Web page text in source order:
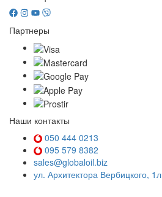
Партнеры
Наши контакты
050 444 0213
095 579 8382
sales@globaloil.biz
ул. Архитектора Вербицкого, 1л